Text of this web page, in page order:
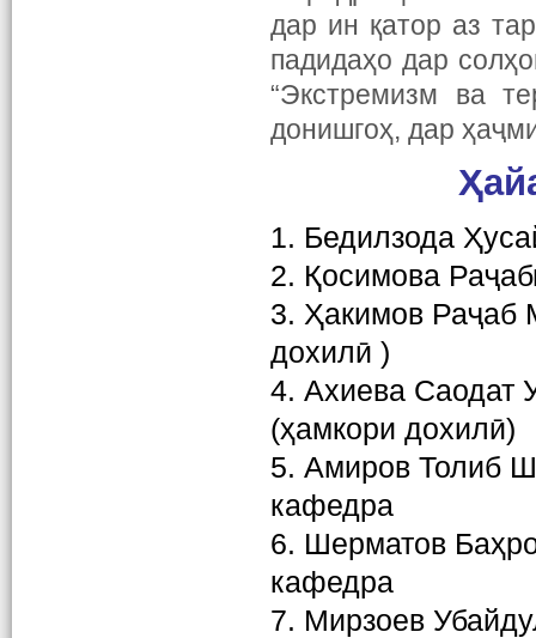
дар ин қатор аз
падидаҳо дар
“Экстремизм ва
донишгоҳ, дар
1. Бедилзода
2. Қосимова
3. Ҳакимов Раҷаб
дохилӣ )
4. Ахиева Саодат
(ҳамкори дохилӣ)
5. Амиров Толиб
кафедра
6. Шерматов
кафедра
7. Мирзоев